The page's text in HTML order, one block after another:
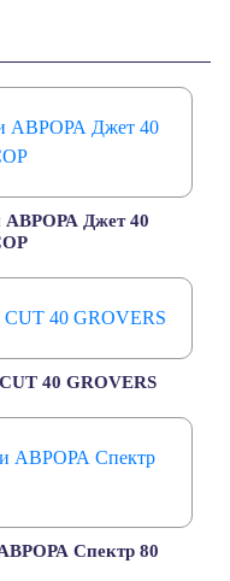
АВРОРА Джет 40
40 GROVERS
Спектр 80